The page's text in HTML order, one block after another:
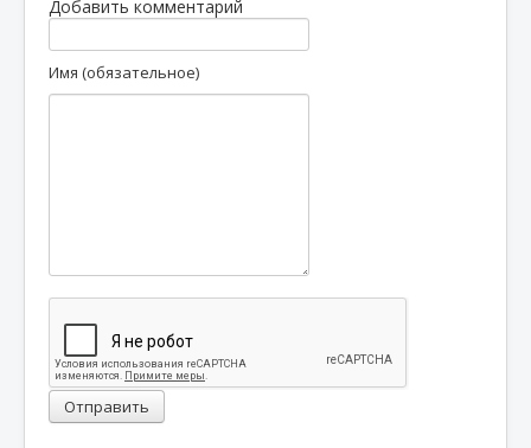
Добавить комментарий
Имя (обязательное)
Отправить